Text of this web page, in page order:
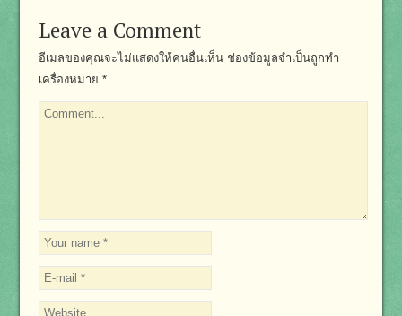
Leave a Comment
อีเมลของคุณจะไม่แสดงให้คนอื่นเห็น ช่องข้อมูลจำเป็นถูกทำ
เครื่องหมาย *